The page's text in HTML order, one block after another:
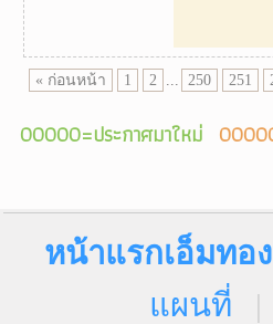
« ก่อนหน้า 1 2 ... 250 251
00000=ประกาศมาใหม่
หน้าแรกเอ็มทอง
แผนที่ |